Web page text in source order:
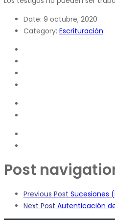
Date: 9 octubre, 2020
Category: Escrituración
Post
Previous Post Sucesiones
Next Post Autenticación